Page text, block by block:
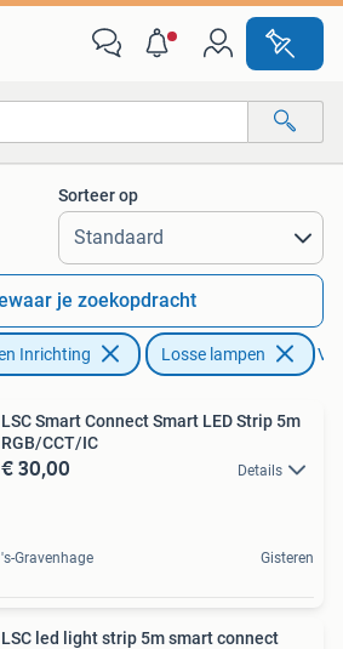
Alle afstanden…
Sorteer op
je zoekopdracht
Inrichting Losse lampen
LSC Smart Connect Smart LED Strip 5m
RGB/CCT/IC
€ 30,00 Details
's-Gravenhage Gisteren
LSC led light strip 5m smart connect